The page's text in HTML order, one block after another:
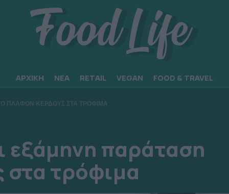
ΑΡΧΙΚΗ ΝΕΑ RETAIL VEGAN FOOD & TRAVEL
ΠΛΑΦΟΝ ΚΕΡΔΟΥΣ ΣΤΑ ΤΡΟΦΙΜΑ
εξάμηνη παράταση
στα τρόφιμα